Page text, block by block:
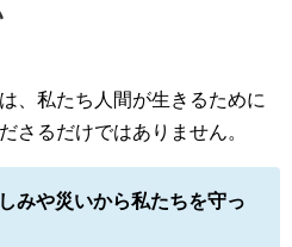
、私たち人間が生きるために
さるだけではありません。
みや災いから私たちを守っ